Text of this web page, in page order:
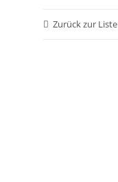
Zurück zur Liste